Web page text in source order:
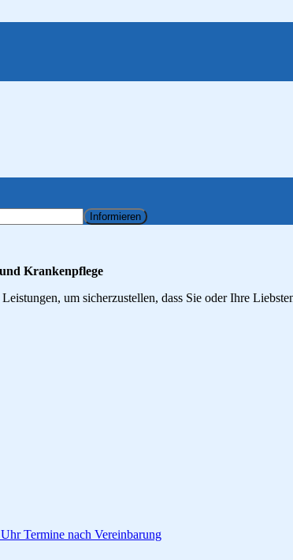
Informieren
Krankenpflege
um sicherzustellen, dass Sie oder Ihre
Termine nach Vereinbarung